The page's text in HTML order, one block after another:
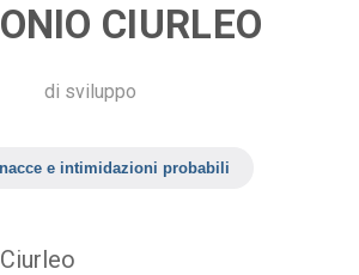
CIURLEO
di sviluppo
e intimidazioni probabili